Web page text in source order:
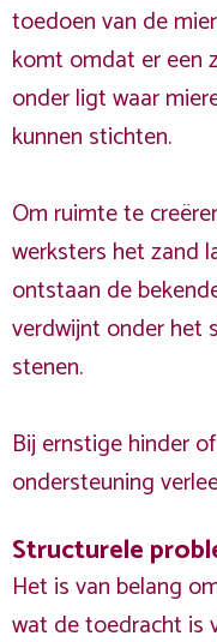
toedoen van de
komt omdat er een
onder ligt waar
kunnen stichten.
Om ruimte te
werksters het zand
ontstaan de
verdwijnt onder het
stenen.
Bij ernstige hinder
ondersteuning
Structurele
Het is van belang
wat de toedracht is